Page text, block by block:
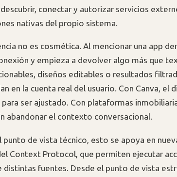
conectar y autorizar servicios
nativas del propio sistema.
no es cosmética. Al mencionar una app
y empieza a devolver algo más que
diseños editables o resultados
en la cuenta real del usuario. Con Canva, el
para ser ajustado. Con plataformas
abandonar el contexto conversacional.
punto de vista técnico, esto se apoya en
Context Protocol, que permiten ejecutar
distintas fuentes. Desde el punto de vista